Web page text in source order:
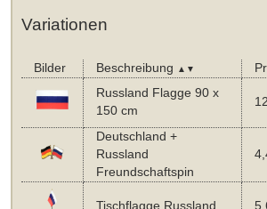
Variationen
Bilder Beschreibung ▲▼
Russland Flagge 90 x
150 cm
Deutschland +
Russland
Freundschaftspin
Tischflagge Russland